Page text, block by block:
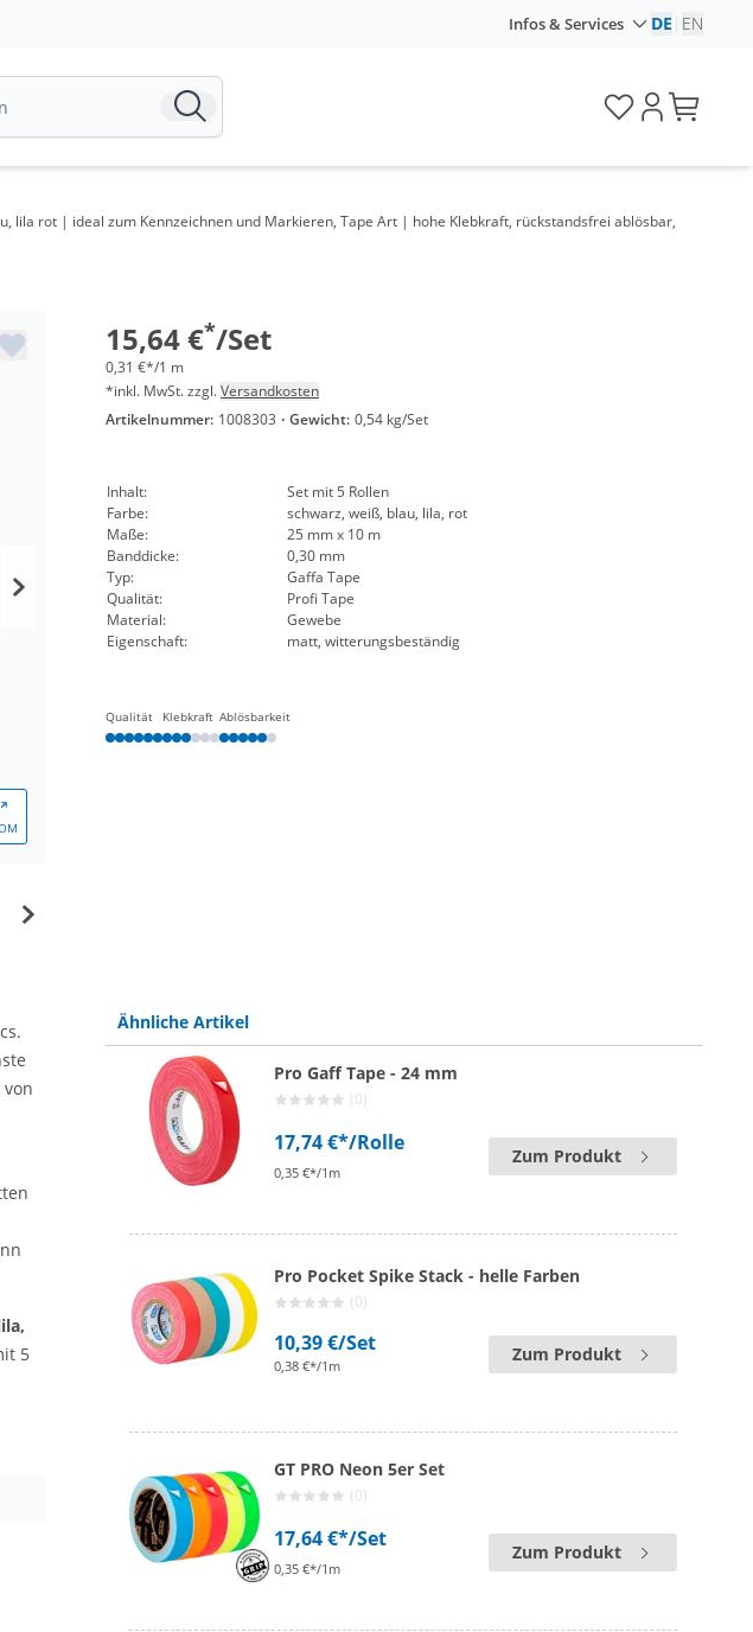
Infos & Services DE EN
lila rot | ideal zum Kennzeichnen und Markieren, Tape Art | hohe Klebkraft, rückstandsfrei ablösbar,
15,64 €*/Set
0,31 €*/1 m
*inkl. MwSt. zzgl.Versandkosten
Artikelnummer: 1008303 · Gewicht: 0,54 kg/Set
Inhalt:
Set mit 5 Rollen
Farbe:
schwarz, weiß, blau, lila, rot
Maße:
25 mm x 10 m
Banddicke:
0,30 mm
Typ:
Gaffa Tape
Qualität:
Profi Tape
Material:
Gewebe
Eigenschaft:
matt, witterungsbeständig
Qualität Klebkraft Ablösbarkeit
5
Ähnliche Artikel
Pro Gaff Tape - 24 mm
(0)
17,74 €*/Rolle
0,35 €*/1m
Zum Produkt
Pro Pocket Spike Stack - helle Farben
(0)
10,39 €/Set
0,38 €*/1m
Zum Produkt
GT PRO Neon 5er Set
(0)
17,64 €*/Set
0,35 €*/1m
Zum Produkt